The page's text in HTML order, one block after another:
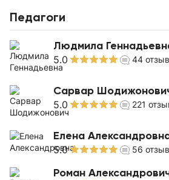
Педагоги
Людмила
5.0 44
Сарвар
5.0 221
Елена
5.0 56
Роман